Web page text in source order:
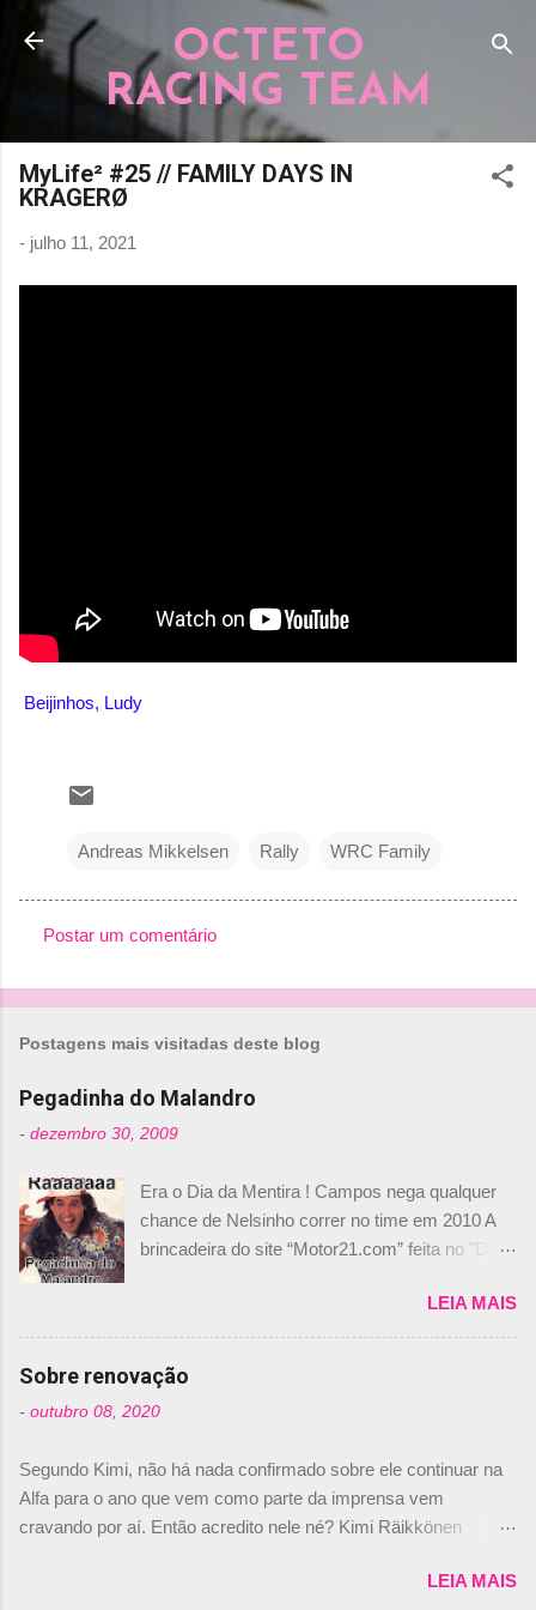
Pular para o conteúdo principal
OCTETO
RACING TEAM
MyLife² #25 // FAMILY DAYS IN
KRAGERØ
- julho 11, 2021
Beijinhos, Ludy
Andreas Mikkelsen Rally WRC Family
o
n
t
r
i
o
Postar um comentário
Postagens mais visitadas deste blog
Pegadinha do Malandro
- dezembro 30, 2009
Era o Dia da Mentira ! Campos nega qualquer
chance de Nelsinho correr no time em 2010 A
brincadeira do site “Motor21.com” feita no "Día
de abril –, afirmando que Nelson Piquet havia
comprado 15% das ações da Campos, dando,
com isso, um lugar no time a Nelsinho Piquet,
foi esclarecida de uma vez por todas por
Daniele Audetto, diretor da escuderia. O
não será o companheiro de Bruno Senna em
2010. "Na verdade, nós recebemos uma oferta
de Piquet", admitiu Audetto. “Mas depois de ter
dois brasileiros”, explicou, dizendo ainda que
LEIA MAIS
Sobre renovação
- outubro 08, 2020
Segundo Kimi, não há nada confirmado sobre ele continuar na
Alfa para o ano que vem como parte da imprensa vem
cravando por aí. Então acredito nele né? Kimi Räikkönen
truth but I’ve never had an option in my contract so that’sLEIA MAIS